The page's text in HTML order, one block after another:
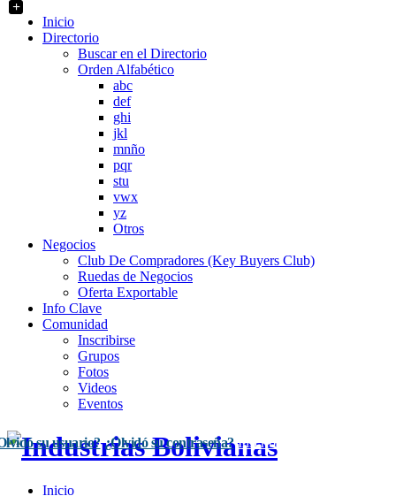
Inicio
Directorio
Buscar en el Directorio
Orden Alfabético
abc
def
ghi
jkl
mnño
pqr
stu
vwx
yz
Otros
Negocios
Club De Compradores (Key Buyers Club)
Ruedas de Negocios
Oferta Exportable
Info Clave
Comunidad
Inscribirse
Grupos
Fotos
Videos
Eventos
su usuario? ¿Olvidó su contraseña? Inscríbase Aquí
Inicio
+